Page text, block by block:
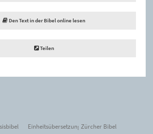
Den Text in der Bibel online lesen
Teilen
Einheitsübersetzung Zürcher Bibel